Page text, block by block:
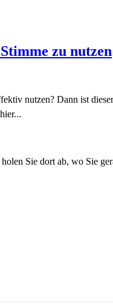
zu nutzen
nutzen? Dann ist
Sie dort ab, wo Sie